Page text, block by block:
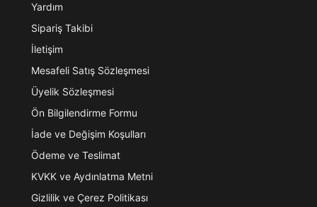
Yardım
Sipariş Takibi
İletişim
Mesafeli Satış Sözleşmesi
Üyelik Sözleşmesi
Ön Bilgilendirme Formu
İade ve Değişim Koşulları
Ödeme ve Teslimat
KVKK ve Aydınlatma Metni
Gizlilik ve Çerez Politikası